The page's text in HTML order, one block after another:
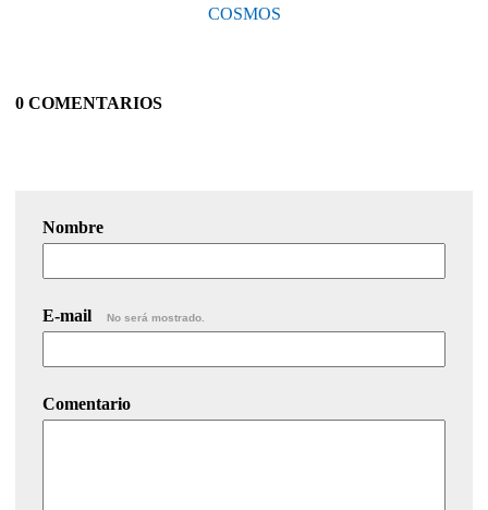
COSMOS
0 COMENTARIOS
Nombre
E-mail No será mostrado.
Comentario